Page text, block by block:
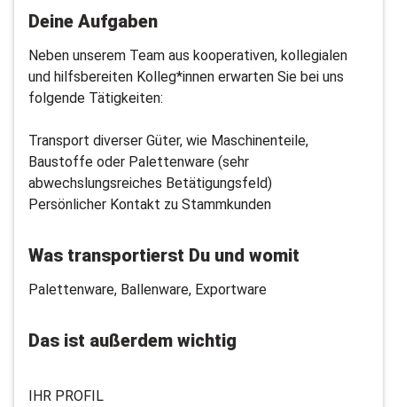
Deine Aufgaben
Neben unserem Team aus kooperativen, kollegialen
und hilfsbereiten Kolleg*innen erwarten Sie bei uns
folgende Tätigkeiten:
Transport diverser Güter, wie Maschinenteile,
Baustoffe oder Palettenware (sehr
abwechslungsreiches Betätigungsfeld)
Persönlicher Kontakt zu Stammkunden
Was transportierst Du und womit
Palettenware, Ballenware, Exportware
Das ist außerdem wichtig
IHR PROFIL